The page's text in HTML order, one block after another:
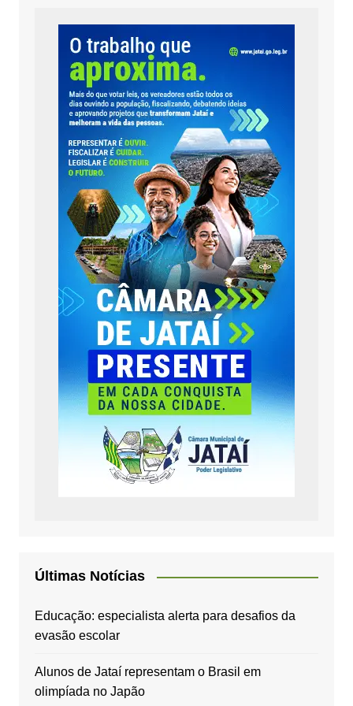
Últimas Notícias
Educação: especialista alerta para desafios da
evasão escolar
Alunos de Jataí representam o Brasil em
olimpíada no Japão